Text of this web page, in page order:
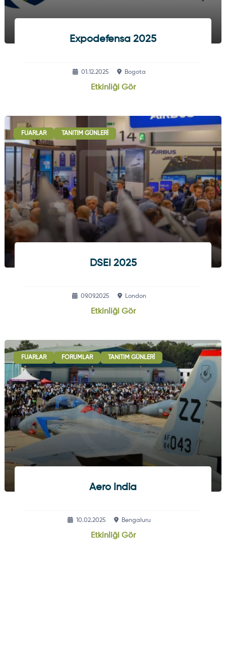
Expodefensa 2025
01.12.2025 Bogota
Etkinliği Gör
FUARLAR TANITIM GÜNLERI
DSEI 2025
09.09.2025 London
Etkinliği Gör
FUARLAR FORUMLAR TANITIM GÜNLERI
Aero India
10.02.2025 Bengaluru
Etkinliği Gör